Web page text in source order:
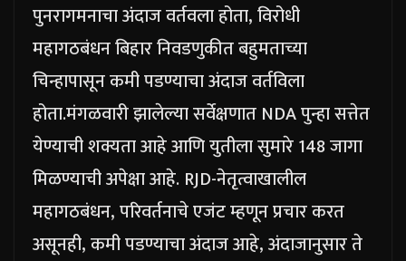
पुनरागमनाचा अंदाज वर्तवला होता, विरोधी
महागठबंधन बिहार निवडणुकीत बहुमताच्या
चिन्हापासून कमी पडण्याचा अंदाज वर्तविला
होता.मंगळवारी झालेल्या सर्वेक्षणात NDA पुन्हा सत्तेत
येण्याची शक्यता आहे आणि युतीला सुमारे 148 जागा
मिळण्याची अपेक्षा आहे. RJD-नेतृत्वाखालील
महागठबंधन, परिवर्तनाचे एजंट म्हणून प्रचार करत
असूनही, कमी पडण्याचा अंदाज आहे, अंदाजानुसार ते